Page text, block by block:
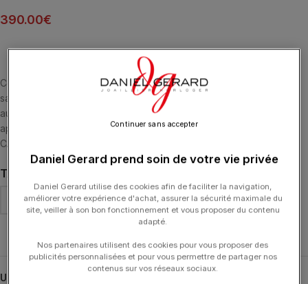
390.00€
Cette collection emblématique met les pierres fines en majesté,
sans griffe, ni serti, au contact de la peau. La taille en « coussin »
aux multiples facettes apporte douceur et élégance. L’Agate
apporte Force et Protection contre le Stress. BAGUE OR JAUNE 18
CARATS ET AGATE VERTE MULTI-FACETTÉE (5,45 CARATS)
TAILLE DE DOIGT
UGS :
Daniel Gerard prend soin de votre vie privée
Daniel Gerard utilise des cookies afin de faciliter la navigation,
améliorer votre expérience d'achat, assurer la sécurité maximale du
site, veiller à son bon fonctionnement et vous proposer du contenu
adapté.
Nos partenaires utilisent des cookies pour vous proposer des
publicités personnalisées et pour vous permettre de partager nos
contenus sur vos réseaux sociaux.
Continuer sans accepter